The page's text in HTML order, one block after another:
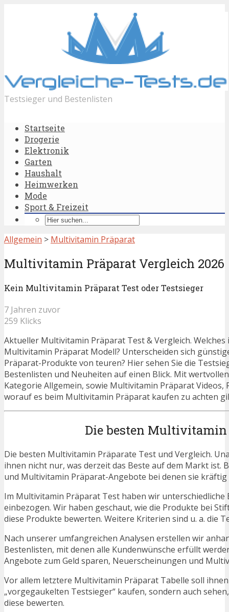
Testsieger und Bestenlisten
Startseite
Drogerie
Elektronik
Garten
Haushalt
Heimwerken
Mode
Sport & Freizeit
Allgemein > Multivitamin Präparat
Multivitamin Präparat Vergleich 2026
Kein Multivitamin Präparat Test oder Testsieger
7 Jahren zuvor
259 Klicks
Aktueller Multivitamin Präparat Test & Vergleich. Welches
Multivitamin Präparat Modell? Unterscheiden sich
Präparat-Produkte von teuren? Hier sehen Sie die
Bestenlisten und Neuheiten auf einen Blick. Mit
Kategorie Allgemein, sowie Multivitamin Präparat
worauf es beim Multivitamin Präparat kaufen zu achten
Die besten
Die besten Multivitamin Präparate Test und Vergleich.
ihnen nicht nur, was derzeit das Beste auf dem Markt ist.
und Multivitamin Präparat-Angebote bei denen sie kräftig
Im Multivitamin Präparat Test haben wir
einbezogen. Wir haben geschaut, wie die Produkte bei
diese Produkte bewerten. Weitere Kriterien sind u. a. die
Nach unserer umfangreichen Analysen erstellen wir
Bestenlisten, mit denen alle Kundenwünsche erfüllt
Angebote zum Geld sparen, Neuerscheinungen und
Vor allem letztere Multivitamin Präparat Tabelle soll
„vorgegaukelten Testsieger“ kaufen, sondern auch
diese bewerten.